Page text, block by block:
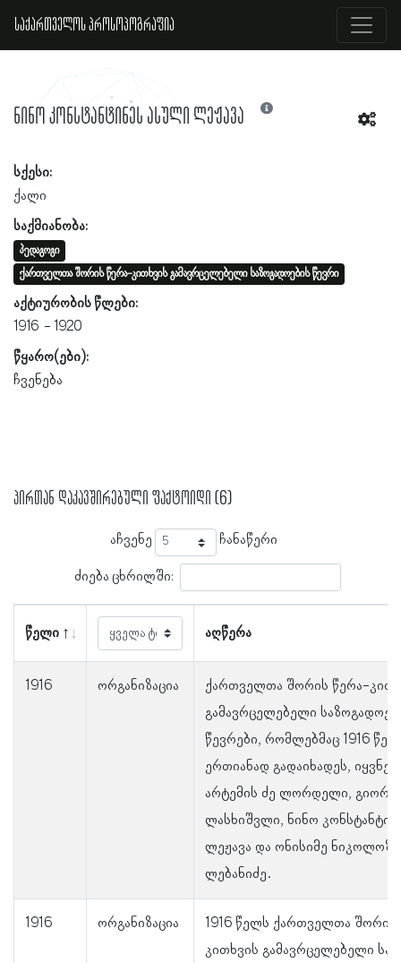
საქართველოს პროსოპოგრაფია
ნინო კონსტანტინეს ასული ლეჟავა
სქესი:
ქალი
საქმიანობა:
პედაგოგი
ქართველთა შორის წერა-კითხვის გამავრცელებელი საზოგადოების წევრი
აქტიურობის წლები:
1916
1920
წყარო(ები):
ჩვენება
პირთან დაკავშირებული ფაქტოიდი (6)
აჩვენე ჩანაწერი
ძიება ცხრილში:
წელი აღწერა
1916 ორგანიზაცია
ქართველთა შორის წერა-
გამავრცელებელი
წევრები, რომლებმაც 1916
ერთიანად გადაიხადეს,
არტემის ძე ლორდელი,
ლასხიშვლი, ნინო
ლეჟავა და ონისიმე
ლებანიძე.
1916 ორგანიზაცია
1916 წელს ქართველთა შორის
კითხვის გამავრცელებელი